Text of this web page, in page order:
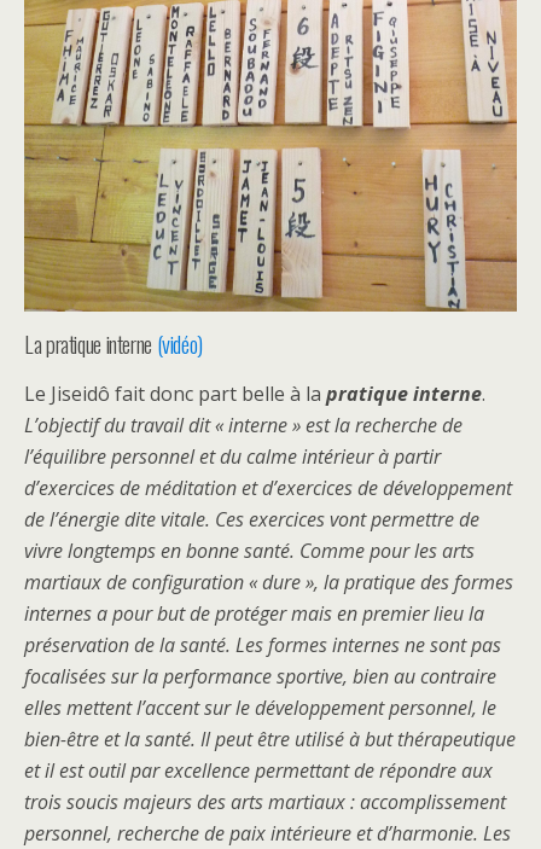
La pratique interne (vidéo)
Le Jiseidô fait donc part belle à la pratique interne.
L’objectif du travail dit « interne » est la recherche de
l’équilibre personnel et du calme intérieur à partir
d’exercices de méditation et d’exercices de développement
de l’énergie dite vitale. Ces exercices vont permettre de
vivre longtemps en bonne santé. Comme pour les arts
martiaux de configuration « dure », la pratique des formes
internes a pour but de protéger mais en premier lieu la
préservation de la santé. Les formes internes ne sont pas
focalisées sur la performance sportive, bien au contraire
elles mettent l’accent sur le développement personnel, le
bien-être et la santé. Il peut être utilisé à but thérapeutique
et il est outil par excellence permettant de répondre aux
trois soucis majeurs des arts martiaux : accomplissement
personnel, recherche de paix intérieure et d’harmonie. Les